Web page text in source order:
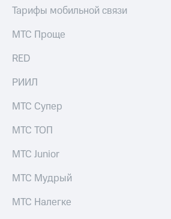
Тарифы мобильной связи
МТС Проще
RED
РИИЛ
МТС Супер
МТС ТОП
МТС Junior
МТС Мудрый
МТС Налегке